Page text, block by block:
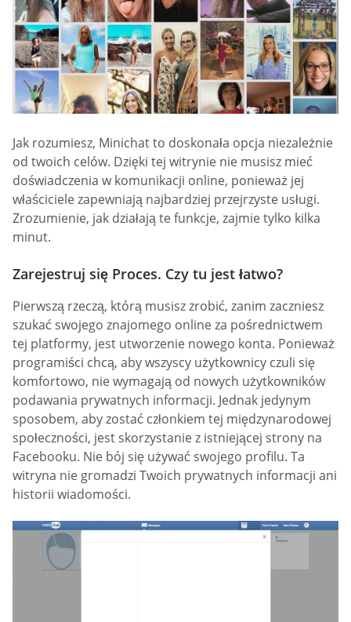
Jak rozumiesz, Minichat to doskonała opcja niezależnie
od twoich celów. Dzięki tej witrynie nie musisz mieć
doświadczenia w komunikacji online, ponieważ jej
właściciele zapewniają najbardziej przejrzyste usługi.
Zrozumienie, jak działają te funkcje, zajmie tylko kilka
minut.
Zarejestruj się Proces. Czy tu jest łatwo?
Pierwszą rzeczą, którą musisz zrobić, zanim zaczniesz
szukać swojego znajomego online za pośrednictwem
tej platformy, jest utworzenie nowego konta. Ponieważ
programiści chcą, aby wszyscy użytkownicy czuli się
komfortowo, nie wymagają od nowych użytkowników
podawania prywatnych informacji. Jednak jedynym
sposobem, aby zostać członkiem tej międzynarodowej
społeczności, jest skorzystanie z istniejącej strony na
Facebooku. Nie bój się używać swojego profilu. Ta
witryna nie gromadzi Twoich prywatnych informacji ani
historii wiadomości.